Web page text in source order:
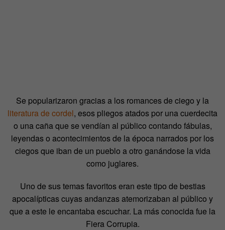
Se popularizaron gracias a los romances de ciego y la
literatura de cordel, esos pliegos atados por una cuerdecita
o una caña que se vendían al público contando fábulas,
leyendas o acontecimientos de la época narrados por los
ciegos que iban de un pueblo a otro ganándose la vida
como juglares.
Uno de sus temas favoritos eran este tipo de bestias
apocalípticas cuyas andanzas atemorizaban al público y
que a este le encantaba escuchar. La más conocida fue la
Fiera Corrupia.